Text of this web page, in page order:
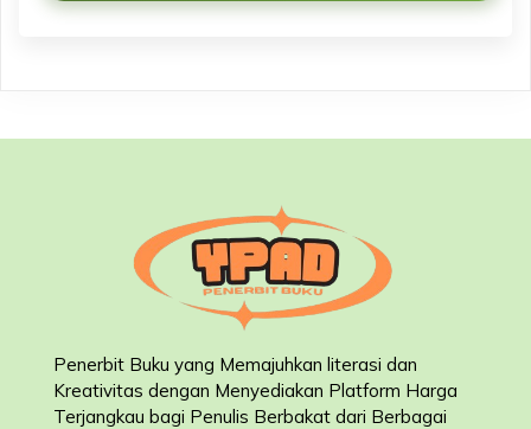
Penerbit Buku yang Memajuhkan literasi dan
Kreativitas dengan Menyediakan Platform Harga
Terjangkau bagi Penulis Berbakat dari Berbagai